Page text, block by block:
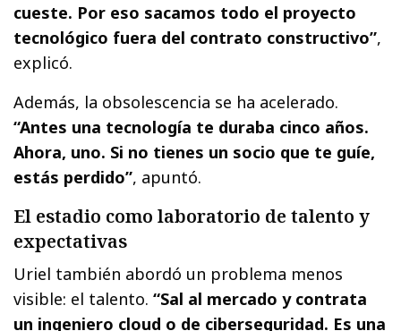
cueste. Por eso sacamos todo el proyecto
tecnológico fuera del contrato constructivo”,
explicó.
Además, la obsolescencia se ha acelerado.
“Antes una tecnología te duraba cinco años.
Ahora, uno. Si no tienes un socio que te guíe,
estás perdido”, apuntó.
El estadio como laboratorio de talento y
expectativas
Uriel también abordó un problema menos
visible: el talento.“Sal al mercado y contrata
un ingeniero cloud o de ciberseguridad. Es una